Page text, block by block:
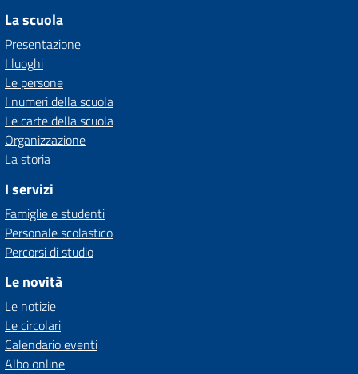
La scuola
Presentazione
I luoghi
Le persone
I numeri della scuola
Le carte della scuola
Organizzazione
La storia
I servizi
Famiglie e studenti
Personale scolastico
Percorsi di studio
Le novità
Le notizie
Le circolari
Calendario eventi
Albo online